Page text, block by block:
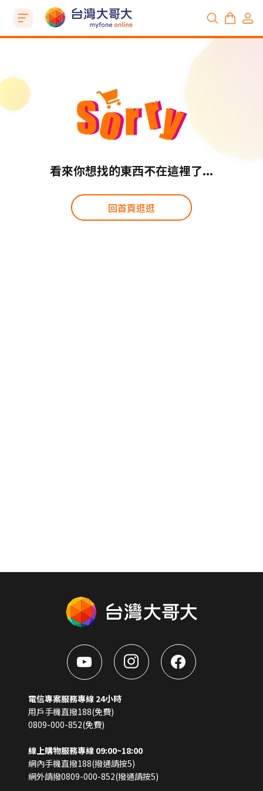
看來你想找的東西不在這裡了...
回首頁逛逛
電信專案服務專線 24小時
用戶手機直撥188(免費)
0809-000-852(免費)
線上購物服務專線 09:00~18:00
網內手機直撥188(撥通請按5)
網外請撥0809-000-852(撥通請按5)